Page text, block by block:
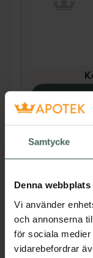
Samtycke
Denna
Vi använder
och annonserna
för sociala
vidarebefordrar
Beskrivning
CE-
säker